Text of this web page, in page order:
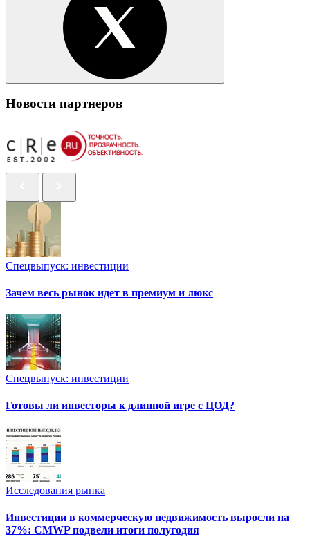
Новости партнеров
Спецвыпуск: инвестиции
Зачем весь рынок идет в премиум и люкс
Спецвыпуск: инвестиции
Готовы ли инвесторы к длинной игре с ЦОД?
Исследования рынка
Инвестиции в коммерческую недвижимость выросли на
37%: CMWP подвели итоги полугодия